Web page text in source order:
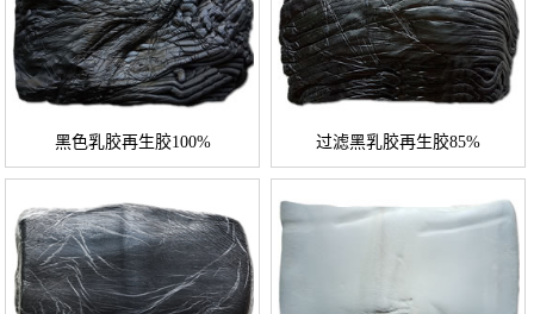
黑色乳胶再生胶100% 过滤黑乳胶再生胶85%